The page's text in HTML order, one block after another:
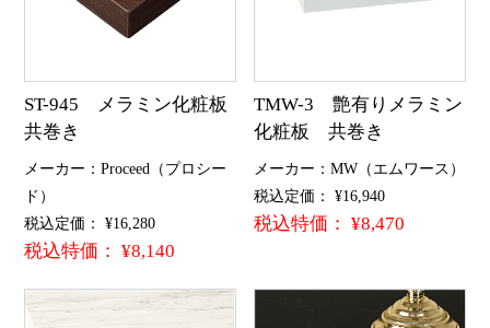
ST-945 メラミン化粧板
共巻き
メーカー：Proceed（プロシー
ド）
税込定価： ¥16,280
税込特価： ¥8,140
TMW-3 艶有りメラミン
化粧板 共巻き
メーカー：MW（エムワース）
税込定価： ¥16,940
税込特価： ¥8,470